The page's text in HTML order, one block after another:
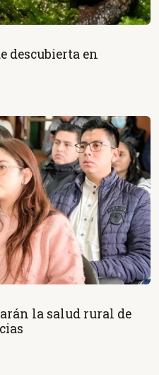
descubierta en
la salud rural de